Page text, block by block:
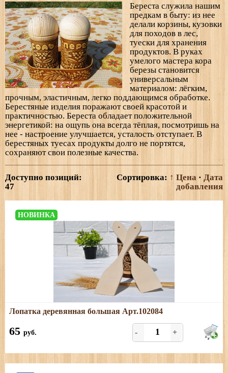
Береста служила нашим
предкам в быту: из нее
делали корзины, кузовки
для походов в лес,
туески для хранения
продуктов. В руках
умелого мастера кора
березы становится
универсальным
материалом: лёгким,
прочным, эластичным, легко поддающимся обработке.
Берестяные изделия поражают своей красотой и
практичностью. Береста обладает положительной
энергетикой: на ощупь она всегда тёплая, посмотришь на
нее - настроение улучшается, усталость отступает. В
берестяных туесах продукты долго не портятся,
сохраняют свои полезные качества.
Доступно позиций:
47
Сортировка: ↑ Цена· Дата
добавления
НОВИНКА
Подробнее
Размеры: длина - 31 см
Лопатка деревянная большая Арт.102084
65 руб. - +